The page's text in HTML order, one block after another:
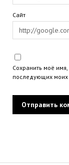
Сайт
Сохранить моё
последующих моих